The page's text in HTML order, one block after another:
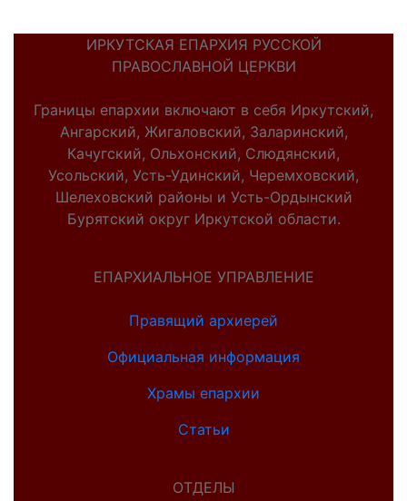
ИРКУТСКАЯ ЕПАРХИЯ РУССКОЙ
ПРАВОСЛАВНОЙ ЦЕРКВИ
Границы епархии включают в себя Иркутский,
Ангарский, Жигаловский, Заларинский,
Качугский, Ольхонский, Слюдянский,
Усольский, Усть-Удинский, Черемховский,
Шелеховский районы и Усть-Ордынский
Бурятский округ Иркутской области.
ЕПАРХИАЛЬНОЕ УПРАВЛЕНИЕ
Правящий архиерей
Официальная информация
Храмы епархии
Статьи
ОТДЕЛЫ